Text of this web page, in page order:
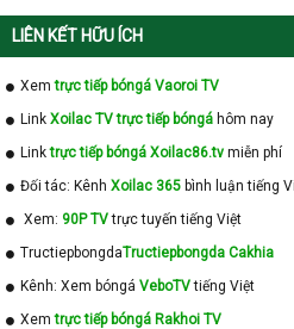
LIÊN KẾT HỮU ÍCH
Xemtrực tiếp bóngá Vaoroi TV
Link Xoilac TV trực tiếp bóngá hôm nay
Linktrực tiếp bóngá Xoilac86.tv miễn phí
Đối tác: Kênh Xoilac 365 bình luận tiếng
Xem: 90P TVtrực tuyến tiếng Việt
TructiepbongdaTructiepbongda Cakhia
Kênh: Xem bóngá VeboTVtiếng Việt
Xemtrực tiếp bóngá Rakhoi TV